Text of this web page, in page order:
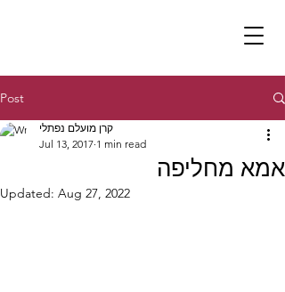
Post
אמא מחליפה
קרן מועלם נפתלי
Jul 13, 2017 1 min read
Updated: Aug 27, 2022